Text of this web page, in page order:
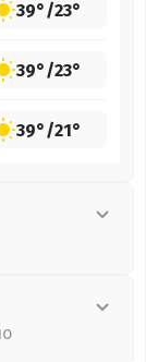
39°/23°
39°/23°
39°/21°